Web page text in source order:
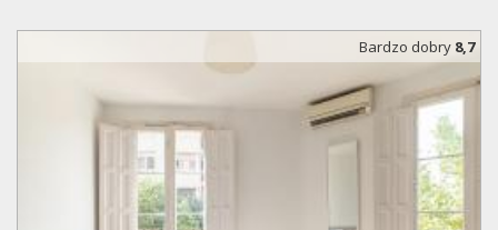
Bardzo dobry 8,7